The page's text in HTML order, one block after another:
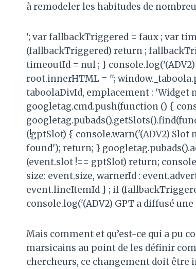
à remodeler les habitudes de
'; var fallbackTriggered = faux ; var
(fallbackTriggered) return ;
timeoutId = nul ; }
root.innerHTML = '';
taboolaDivId, emplacement : 'Widget
googletag.cmd.push(function () {
(!gptSlot) { console.warn('(ADV2)
found'); return; }
(event.slot !== gptSlot) return;
size: event.size, warnerId :
event.lineItemId } ; if
console.log('(ADV2) GPT a diffusé
Mais comment et qu’est-ce qui a pu
marsicains au point de les définir
chercheurs, ce changement doit